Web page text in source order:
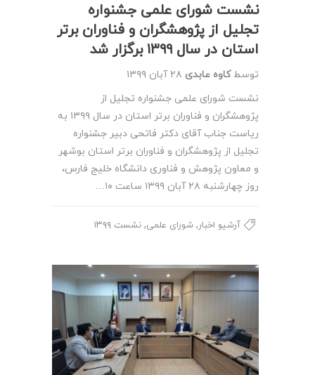
نشست شورای علمی جشنواره
تجلیل از پژوهشگران و فناوران برتر
استان در سال ۱۳۹۹ برگزار شد
توسطکاوه عابدی ۲۸ آبان ۱۳۹۹
نشست شورای علمی جشنواره تجلیل از
پژوهشگران و فناوران برتر استان در سال ۱۳۹۹ به
ریاست جناب آقای دکتر فاتحی دبیر جشنواره
تجلیل از پژوهشگران و فناوران برتر استان بوشهر
و معاون پژوهش و فناوری دانشگاه خلیج فارس،
روز چهارشنبه ۲۸ آبان ۱۳۹۹ ساعت ۱۰…
آرشیو اخبار, شورای علمی, نشست ۱۳۹۹